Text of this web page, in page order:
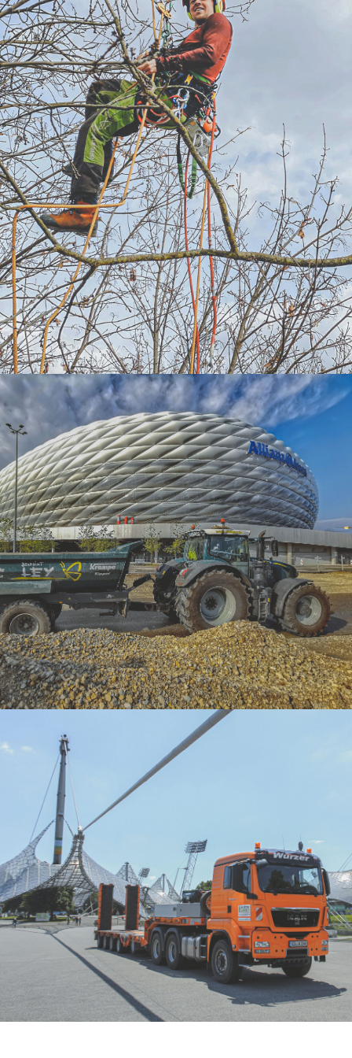
Inhalte von Videoplattformen und Social-Media-
Plattformen werden standardmäßig blockiert. Wenn
Cookies von externen Medien akzeptiert werden, bedarf
der Zugriff auf diese Inhalte keiner manuellen
Einwilligung mehr.
Cookie-Informationen anzeigen
Datenschutzhinweise
Impressum